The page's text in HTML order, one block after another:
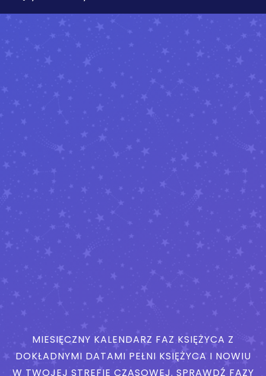
MIESIĘCZNY KALENDARZ FAZ KSIĘŻYCA Z
DOKŁADNYMI DATAMI PEŁNI KSIĘŻYCA I NOWIU
W TWOJEJ STREFIE CZASOWEJ. SPRAWDŹ FAZY